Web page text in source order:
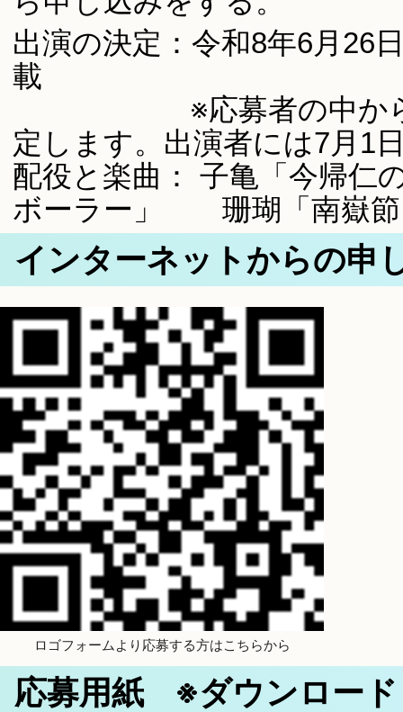
出演の決定：令和8年6月26
載
※応募者の中から20
定します。出演者には7月1
配役と楽曲： 子亀「今帰
ボーラー」 珊瑚「南嶽
インターネットからの申
ロゴフォームより応募する方はこちらから
応募用紙 ※ダウンロード